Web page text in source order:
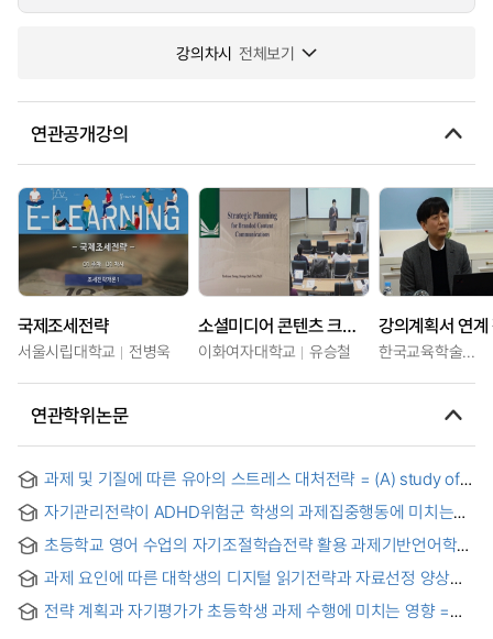
강의차시 전체보기
연관공개강의
국제조세전략
서울시립대학교 전병욱
소셜미디어 콘텐츠 크리에이션 전략과 비즈니스
이화여자대학교 유승철 한국교육학술정보원
연관학위논문
과제 및 기질에 따른 유아의 스트레스 대처전략 = (A) study of
and temperament
자기관리전략이 ADHD위험군 학생의 과제집중행동에 미치는
초등학교 영어 수업의 자기조절학습전략 활용 과제기반언어학습
과제 요인에 따른 대학생의 디지털 읽기전략과 자료선정 양상
Reading Strategies and Materials Selection Patterns of
전략 계획과 자기평가가 초등학생 과제 수행에 미치는 영향 =